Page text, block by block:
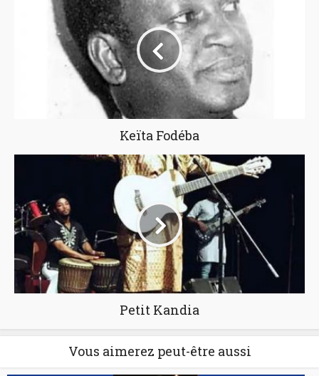
Keïta Fodéba
Petit Kandia
Vous aimerez peut-être aussi